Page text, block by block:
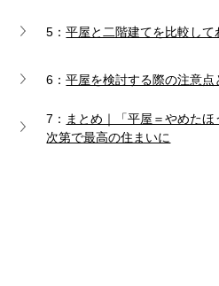
5：平屋と二階建てを比較して
6：平屋を検討する際の注意点
7： まとめ｜「平屋＝やめた
次第で最高の住まいに